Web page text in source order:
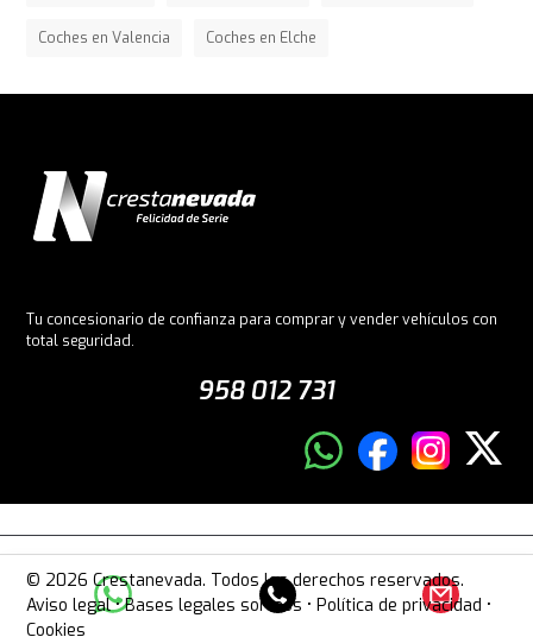
Coches en Valencia Coches en Elche
Tu concesionario de confianza para comprar y vender vehículos con
total seguridad.
958 012 731
© 2026 Crestanevada. Todos los derechos reservados.
Aviso legal•Bases legales sorteos •Política de privacidad •
Cookies